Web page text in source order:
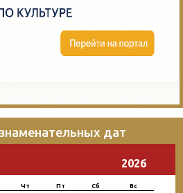
дат
2026
Чт Пт Сб Вс